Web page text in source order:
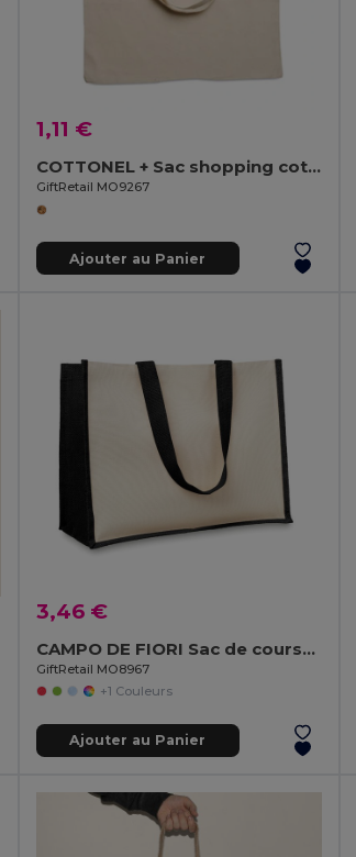
1,11 €
COTTONEL + Sac shopping coton 140gr/m²
GiftRetail MO9267
Ajouter au Panier
3,46 €
CAMPO DE FIORI Sac de courses en toile de jute
GiftRetail MO8967
+1 Couleurs
Ajouter au Panier